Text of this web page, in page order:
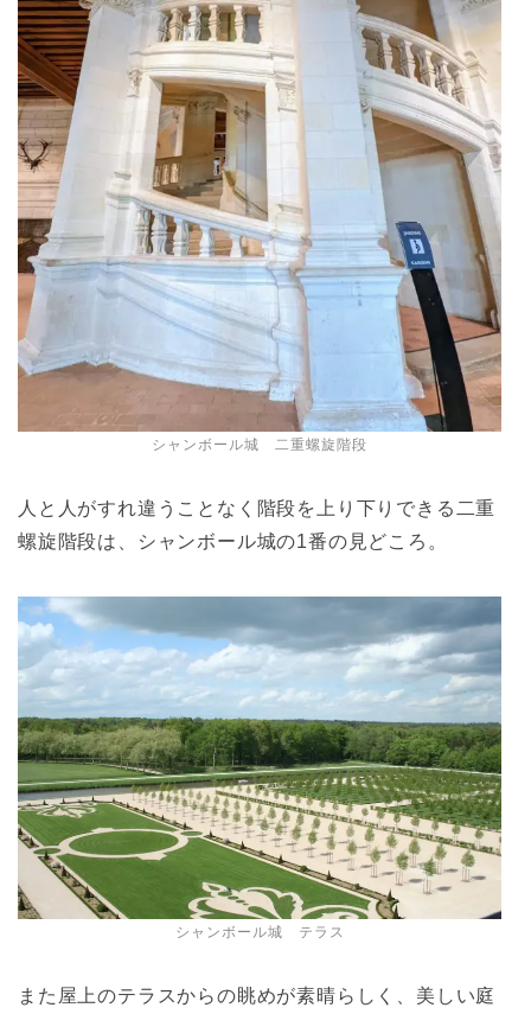
シャンボール城 二重螺旋階段
人と人がすれ違うことなく階段を上り下りできる二重
螺旋階段は、シャンボール城の1番の見どころ。
シャンボール城 テラス
また屋上のテラスからの眺めが素晴らしく、美しい庭